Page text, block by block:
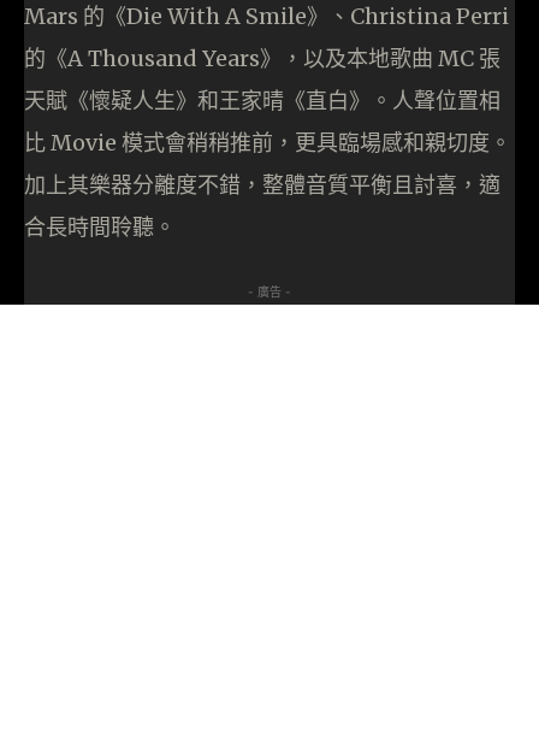
Mars 的《Die With A Smile》、Christina Perri
的《A Thousand Years》，以及本地歌曲 MC 張
天賦《懷疑人生》和王家晴《直白》。人聲位置相
比 Movie 模式會稍稍推前，更具臨場感和親切度。
加上其樂器分離度不錯，整體音質平衡且討喜，適
合長時間聆聽。
- 廣告 -